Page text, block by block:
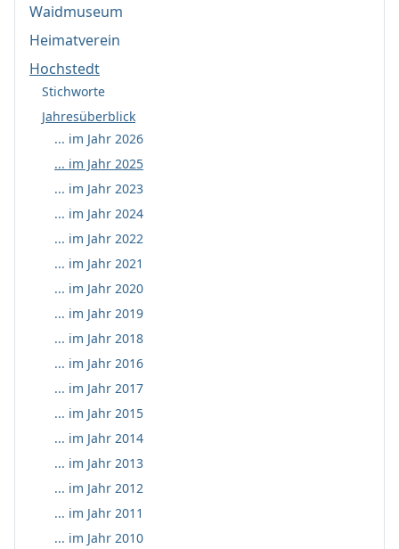
Waidmuseum
Heimatverein
Hochstedt
Stichworte
Jahresüberblick
... im Jahr 2026
... im Jahr 2025
... im Jahr 2023
... im Jahr 2024
... im Jahr 2022
... im Jahr 2021
... im Jahr 2020
... im Jahr 2019
... im Jahr 2018
... im Jahr 2016
... im Jahr 2017
... im Jahr 2015
... im Jahr 2014
... im Jahr 2013
... im Jahr 2012
... im Jahr 2011
... im Jahr 2010